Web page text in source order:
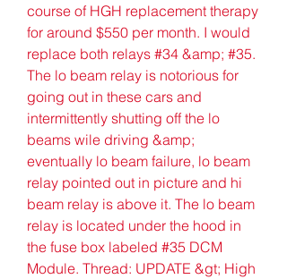
course of HGH replacement therapy
for around $550 per month. I would
replace both relays #34 &amp; #35.
The lo beam relay is notorious for
going out in these cars and
intermittently shutting off the lo
beams wile driving &amp;
eventually lo beam failure, lo beam
relay pointed out in picture and hi
beam relay is above it. The lo beam
relay is located under the hood in
the fuse box labeled #35 DCM
Module. Thread: UPDATE &gt; High